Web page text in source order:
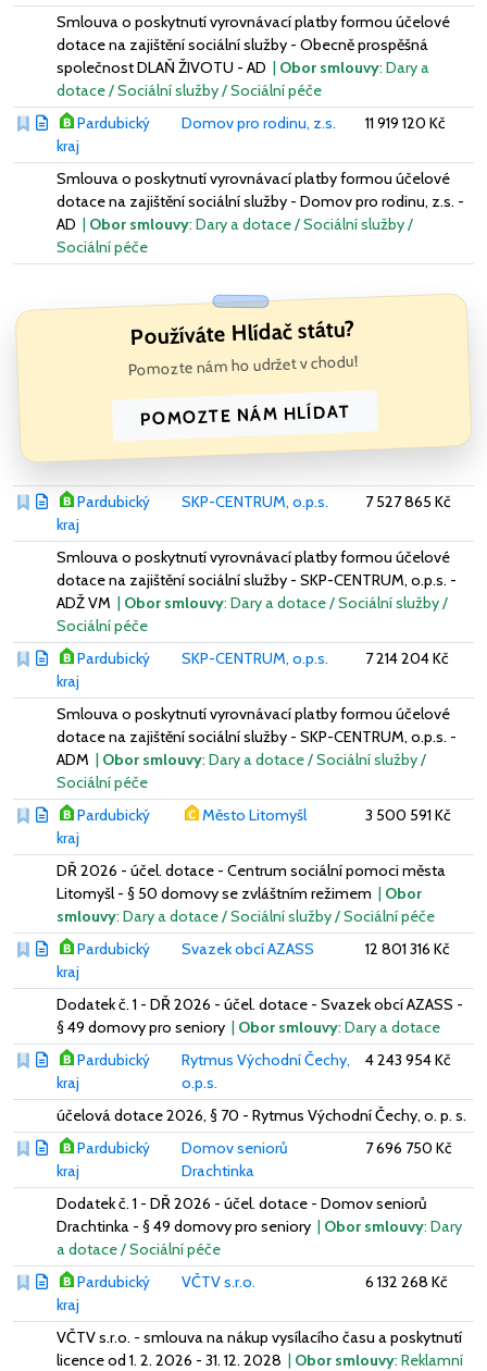
Smlouva o poskytnutí vyrovnávací platby formou účelové
dotace na zajištění sociální služby - Obecně prospěšná
společnost DLAŇ ŽIVOTU - AD | Obor smlouvy: Dary a
dotace / Sociální služby / Sociální péče
Pardubický
kraj
Domov pro rodinu, z.s. 11 919 120 Kč
Smlouva o poskytnutí vyrovnávací platby formou účelové
dotace na zajištění sociální služby - Domov pro rodinu, z.s. -
AD | Obor smlouvy: Dary a dotace / Sociální služby /
Sociální péče
Používáte Hlídač státu?
Pomozte nám ho udržet v chodu!
POMOZTE NÁM HLÍDAT
Pardubický
kraj
SKP-CENTRUM, o.p.s. 7 527 865 Kč
Smlouva o poskytnutí vyrovnávací platby formou účelové
dotace na zajištění sociální služby - SKP-CENTRUM, o.p.s. -
ADŽ VM | Obor smlouvy: Dary a dotace / Sociální služby /
Sociální péče
Pardubický
kraj
SKP-CENTRUM, o.p.s. 7 214 204 Kč
Smlouva o poskytnutí vyrovnávací platby formou účelové
dotace na zajištění sociální služby - SKP-CENTRUM, o.p.s. -
ADM | Obor smlouvy: Dary a dotace / Sociální služby /
Sociální péče
Pardubický
kraj
Město Litomyšl 3 500 591 Kč
DŘ 2026 - účel. dotace - Centrum sociální pomoci města
Litomyšl - § 50 domovy se zvláštním režimem | Obor
smlouvy: Dary a dotace / Sociální služby / Sociální péče
Pardubický
kraj
Svazek obcí AZASS 12 801 316 Kč
Dodatek č. 1 - DŘ 2026 - účel. dotace - Svazek obcí AZASS -
§ 49 domovy pro seniory | Obor smlouvy: Dary a dotace
Pardubický
kraj
Rytmus Východní Čechy,
o.p.s.
4 243 954 Kč
účelová dotace 2026, § 70 - Rytmus Východní Čechy, o. p. s.
Pardubický
kraj
Domov seniorů
Drachtinka
7 696 750 Kč
Dodatek č. 1 - DŘ 2026 - účel. dotace - Domov seniorů
Drachtinka - § 49 domovy pro seniory | Obor smlouvy: Dary
a dotace / Sociální péče
Pardubický
kraj
VČTV s.r.o. 6 132 268 Kč
VČTV s.r.o. - smlouva na nákup vysílacího času a poskytnutí
licence od 1. 2. 2026 - 31. 12. 2028 | Obor smlouvy: Reklamní